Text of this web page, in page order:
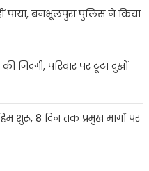
बनभूलपुरा पुलिस ने किया
जिंदगी, परिवार पर टूटा दुखों
शुरू, 8 दिन तक प्रमुख मार्गों पर